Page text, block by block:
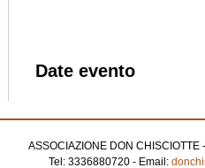
Date evento
ASSOCIAZIONE DON
Tel: 3336880720 - Email: